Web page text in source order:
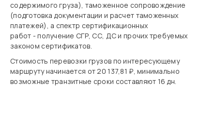
содержимого груза), таможенное сопровождение
(подготовка документации и расчет таможенных
платежей), а спектр сертификационных
работ - получение СГР, СС, ДС и прочих требуемых
законом сертификатов.
Стоимость перевозки грузов по интересующему
маршруту начинается от 20 137,81 ₽, минимально
возможные транзитные сроки составляют 16 дн.